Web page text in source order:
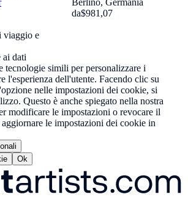
viaggio e
da$981,07
ai dati
simili per personalizzare i
l'esperienza dell'utente. Facendo clic su
nelle impostazioni dei cookie, si
Questo è anche spiegato nella nostra
modificare le impostazioni o revocare il
aggiornare le impostazioni dei cookie in
Ok